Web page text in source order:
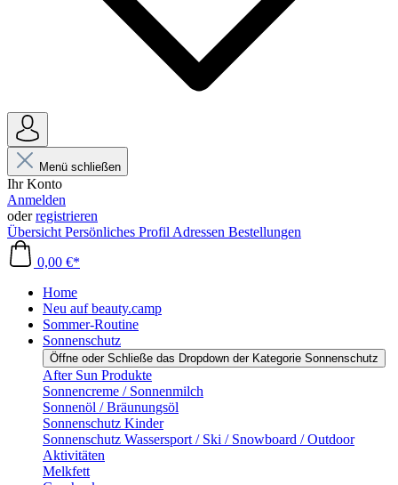
Menü schließen
Ihr Konto
Anmelden
oderregistrieren
Übersicht Persönliches Profil Adressen Bestellungen
0,00 €*
Home
Neu auf beauty.camp
Sommer-Routine
Sonnenschutz
Öffne oder Schließe das Dropdown der Kategorie Sonnenschutz
After Sun Produkte
Sonnencreme / Sonnenmilch
Sonnenöl / Bräunungsöl
Sonnenschutz Kinder
Sonnenschutz Wassersport / Ski / Snowboard / Outdoor
Aktivitäten
Melkfett